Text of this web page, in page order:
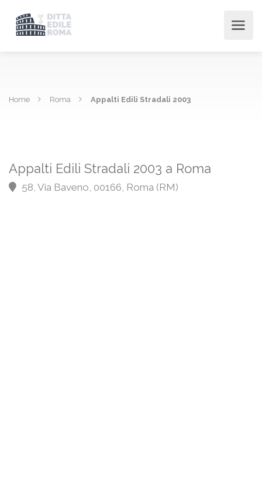
Home Roma Appalti Edili Stradali 2003
Appalti Edili Stradali 2003 a Roma
58, Via Baveno, 00166, Roma (RM)